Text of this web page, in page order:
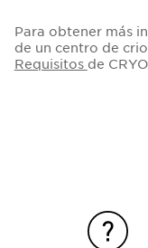
Para obtener más
de un centro de
Requisitos de